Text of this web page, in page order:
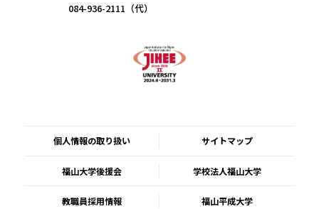
084-936-2111（代）
個人情報の取り扱い サイトマップ
福山大学後援会 学校法人福山大学
教職員採用情報 福山平成大学